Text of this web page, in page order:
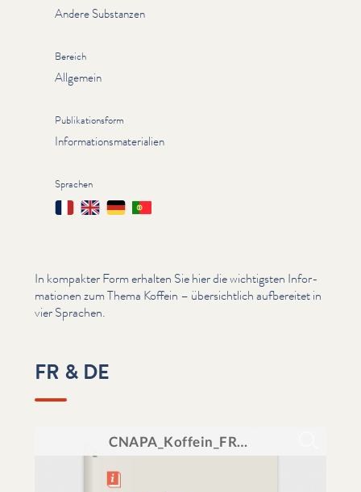
Andere Substanzen
Bereich
Allgemein
Publikationsform
Informationsmaterialien
Sprachen
FrançaisEnglishDeutschPortuguês
In kompakter Form erhalten Sie hier die wichtigsten Infor­
ma­tio­nen zum Thema Koffein – über­sichtlich aufbereitet in
vier Sprachen.
FR & DE